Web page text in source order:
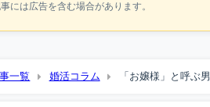
事には広告を含む場合があります。
一覧 婚活コラム 「お嬢様」と呼ぶ